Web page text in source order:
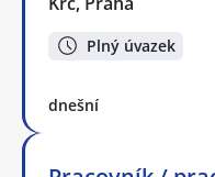
Plný úvazek
dnešní